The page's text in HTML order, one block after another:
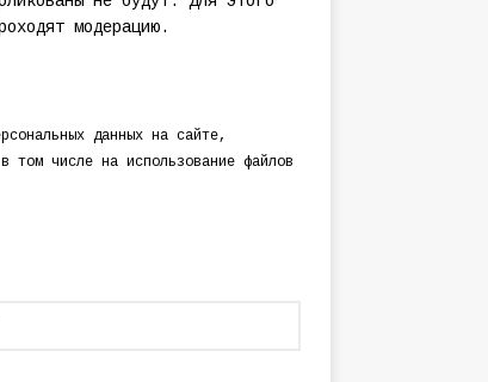
модерацию.
данныхна сайте,
том числе на использование файлов